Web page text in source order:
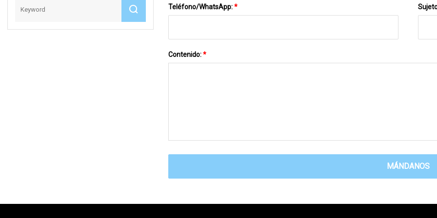
Teléfono/WhatsApp:*
Contenido:*
MÁNDANOS